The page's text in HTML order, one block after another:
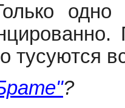
одно
тусуются
?